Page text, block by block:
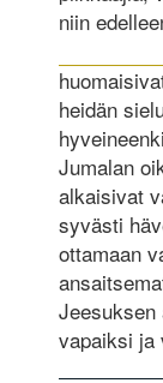
niin
heidän
Jumalan
alkaisivat
syvästi
ottamaan
vapaiksi ja